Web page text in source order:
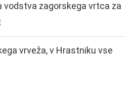
vodstva zagorskega vrtca za
vrveža, v Hrastniku vse